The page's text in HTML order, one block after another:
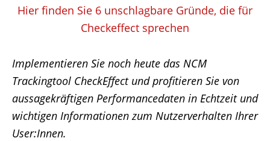
Hier finden Sie 6 unschlagbare Gründe, die für
Checkeffect sprechen
Implementieren Sie noch heute das NCM
Trackingtool CheckEffect und profitieren Sie von
aussagekräftigen Performancedaten in Echtzeit und
wichtigen Informationen zum Nutzerverhalten Ihrer
User:Innen.